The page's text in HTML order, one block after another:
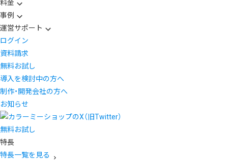
料金
事例
運営サポート
ログイン
資料請求
無料お試し
導入を検討中の方へ
制作・開発会社の方へ
お知らせ
無料お試し
特長
特長一覧を見る